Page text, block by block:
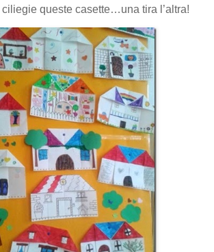
queste casette…una tira l’altra!